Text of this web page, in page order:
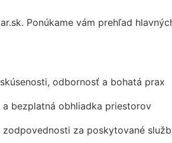
Ponúkame vám prehľad
odbornosť a bohatá prax
a bezplatná obhliadka priestorov
zodpovednosti za poskytované